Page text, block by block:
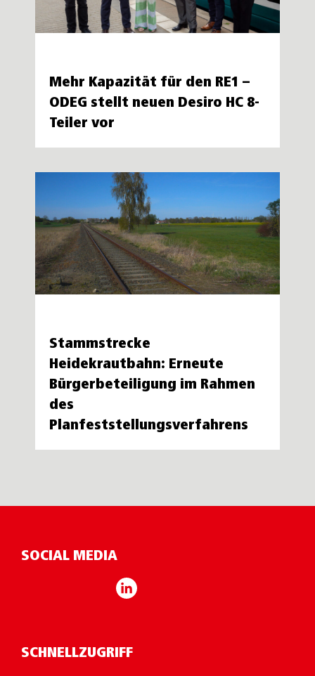
Mehr Kapazität für den RE1 –
ODEG stellt neuen Desiro HC 8-
Teiler vor
Stammstrecke
Heidekrautbahn: Erneute
Bürgerbeteiligung im Rahmen
des
Planfeststellungsverfahrens
SOCIAL MEDIA
SCHNELLZUGRIFF